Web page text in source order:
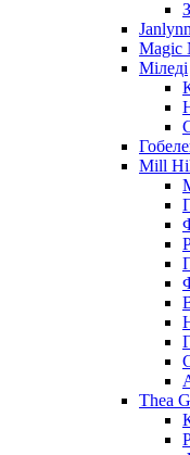
Janlynn
Magic
Міледі
Mill
Thea